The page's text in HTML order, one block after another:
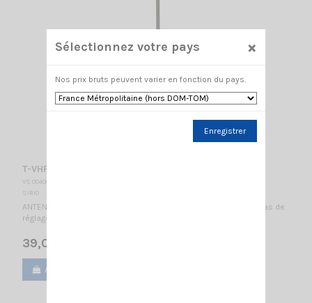
T-VHF 163-173 SIRIO
VS 004060
SIRIO
ANTENNE MOBILE 163…173 MHz / Montage S / 1/4λ / 330 mm - pas de
réglage nécessaire -
39,00 €
Ajouter au panier
Sélectionnez votre pays ×
Nos prix bruts peuvent varier en fonction du pays.
Enregistrer